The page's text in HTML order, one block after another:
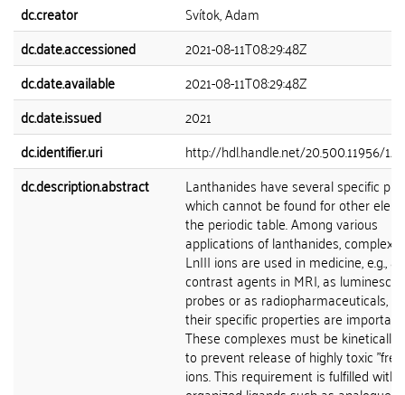
dc.creator
Svítok, Adam
dc.date.accessioned
2021-08-11T08:29:48Z
dc.date.available
2021-08-11T08:29:48Z
dc.date.issued
2021
dc.identifier.uri
http://hdl.handle.net/20.500.11956/
dc.description.abstract
Lanthanides have several specific
which cannot be found for other
the periodic table. Among various
applications of lanthanides,
LnIII ions are used in medicine, e.g., as
contrast agents in MRI, as
probes or as radiopharmaceuticals,
their specific properties are important.
These complexes must be kinetically
to prevent release of highly toxic
ions. This requirement is fulfilled with